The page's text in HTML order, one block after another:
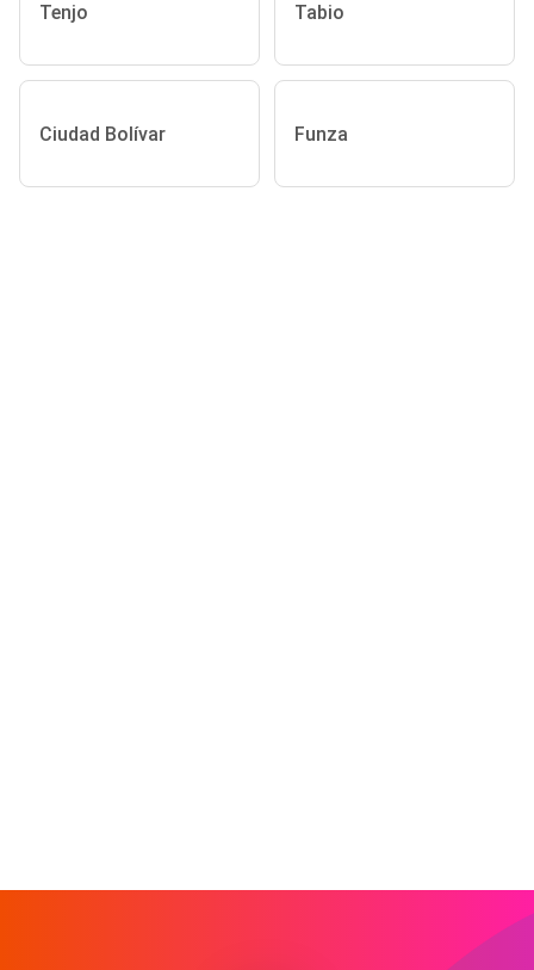
Tenjo Tabio
Ciudad Bolívar Funza